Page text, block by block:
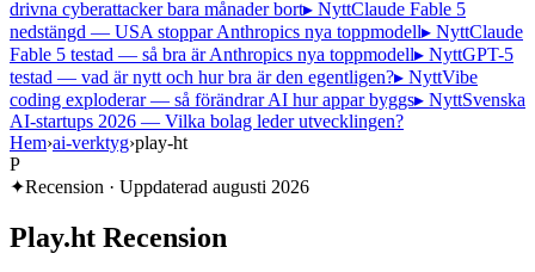
drivna cyberattacker bara månader bort▸ NyttClaude Fable 5
nedstängd — USA stoppar Anthropics nya toppmodell▸ NyttClaude
Fable 5 testad — så bra är Anthropics nya toppmodell▸ NyttGPT-5
testad — vad är nytt och hur bra är den egentligen?▸ NyttVibe
coding exploderar — så förändrar AI hur appar byggs▸ NyttSvenska
AI-startups 2026 — Vilka bolag leder utvecklingen?
Hem›ai-verktyg›play-ht
P
✦Recension · Uppdaterad augusti 2026
Play.ht Recension